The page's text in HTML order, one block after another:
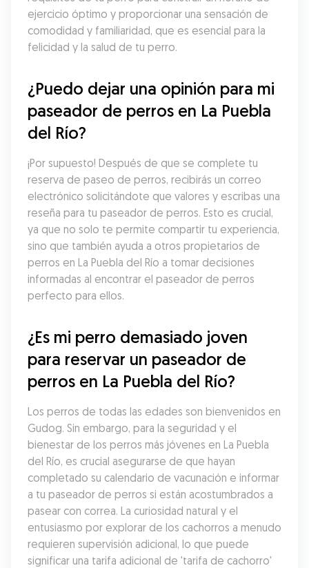
ejercicio óptimo y proporcionar una sensación de
comodidad y familiaridad, que es esencial para la
felicidad y la salud de tu perro.
¿Puedo dejar una opinión para mi
paseador de perros en La Puebla
del Río?
¡Por supuesto! Después de que se complete tu
reserva de paseo de perros, recibirás un correo
electrónico solicitándote que valores y escribas una
reseña para tu paseador de perros. Esto es crucial,
ya que no solo te permite compartir tu experiencia,
sino que también ayuda a otros propietarios de
perros en La Puebla del Río a tomar decisiones
informadas al encontrar el paseador de perros
perfecto para ellos.
¿Es mi perro demasiado joven
para reservar un paseador de
perros en La Puebla del Río?
Los perros de todas las edades son bienvenidos en
Gudog. Sin embargo, para la seguridad y el
bienestar de los perros más jóvenes en La Puebla
del Río, es crucial asegurarse de que hayan
completado su calendario de vacunación e informar
a tu paseador de perros si están acostumbrados a
pasear con correa. La curiosidad natural y el
entusiasmo por explorar de los cachorros a menudo
requieren supervisión adicional, lo que puede
significar una tarifa adicional de 'tarifa de cachorro'